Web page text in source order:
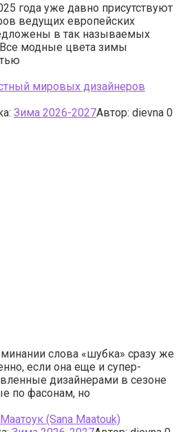
года уже давно присутствуют
ведущих европейских
в так называемых
модные цвета зимы
мировых дизайнеров
Зима 2026-2027Автор: dievna 0
слова «шубка» сразу же
если она еще и супер-
дизайнерами в сезоне
по фасонам, но
(Sana Maatouk)